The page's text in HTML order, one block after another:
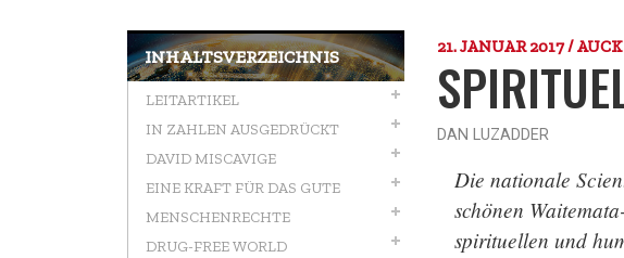
INHALTSVERZEICHNIS
LEITARTIKEL
IN ZAHLEN AUSGEDRÜCKT
DAVID MISCAVIGE
EINE KRAFT FÜR DAS GUTE
MENSCHENRECHTE
DRUG-FREE WORLD
21. JANUAR 2017 /
DAN LUZADDER
Die nationale
schönen
spirituellen und